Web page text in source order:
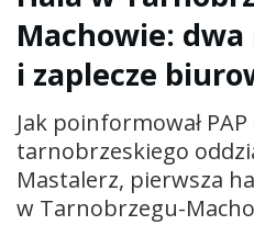
Machowie: dwa
i zaplecze
Jak poinformował
tarnobrzeskiego
Mastalerz, pierwsza
w Tarnobrzegu-